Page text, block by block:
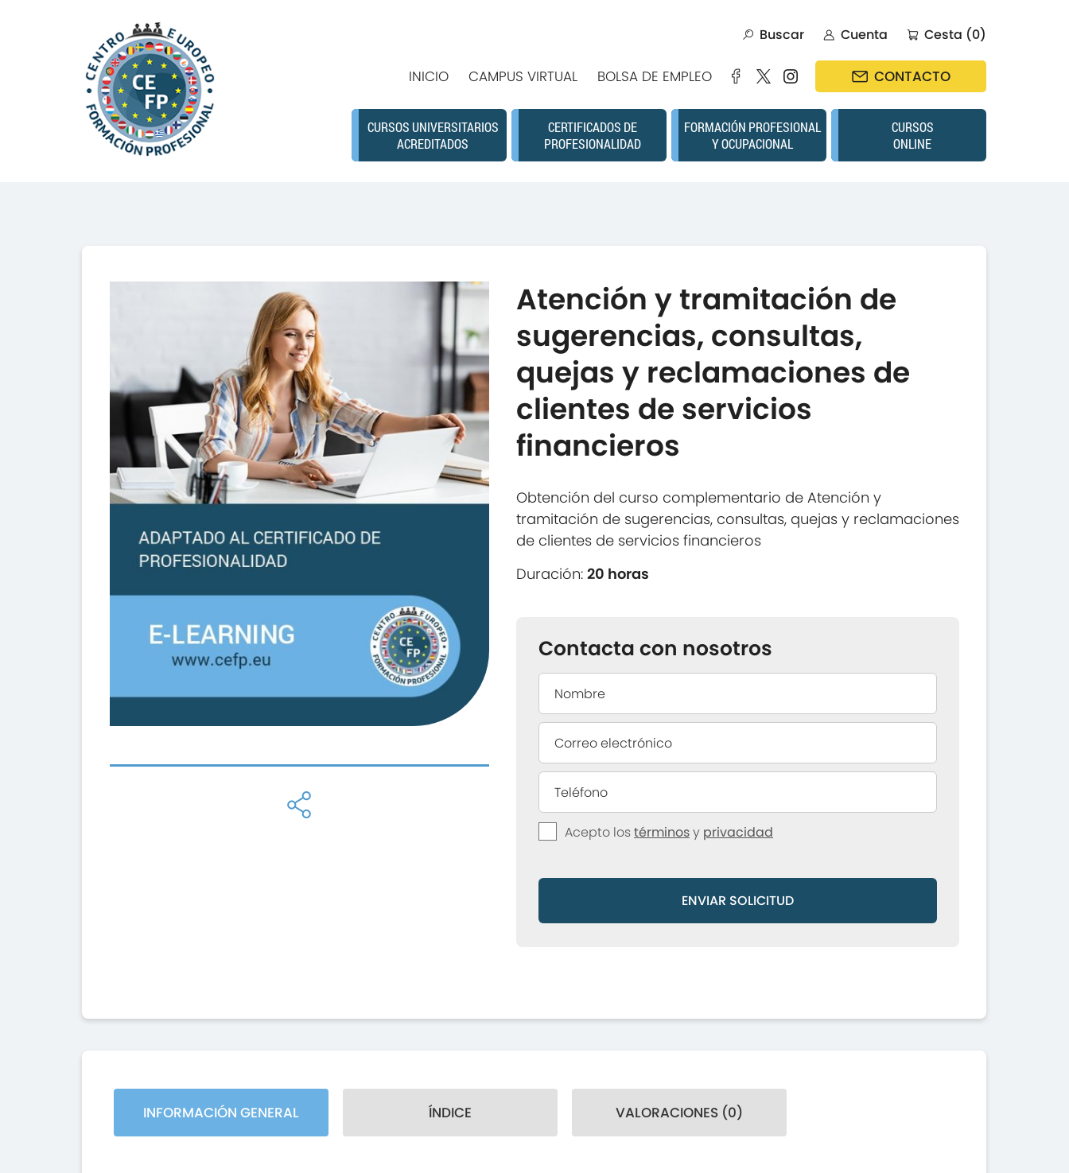
Buscar Cuenta Cesta (0)
INICIO CAMPUS VIRTUAL BOLSA DE EMPLEO CONTACTO
CURSOS UNIVERSITARIOS
ACREDITADOS
CERTIFICADOS DE
PROFESIONALIDAD
FORMACIÓN PROFESIONAL
Y OCUPACIONAL
CURSOS
ONLINE
Atención y tramitación de
sugerencias, consultas,
quejas y reclamaciones de
clientes de servicios
financieros
Obtención del curso complementario de Atención y
tramitación de sugerencias, consultas, quejas y reclamaciones
de clientes de servicios financieros
Duración:20 horas
Contacta con nosotros
Acepto lostérminosy privacidad
ENVIAR SOLICITUD
INFORMACIÓN GENERAL ÍNDICE VALORACIONES (0)